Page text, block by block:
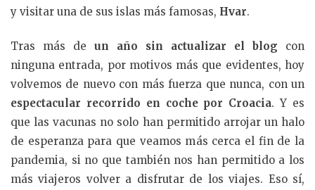
y visitar una de sus islas más famosas, Hvar.
Tras más de un año sin actualizar el blog con
ninguna entrada, por motivos más que evidentes, hoy
volvemos de nuevo con más fuerza que nunca, con un
espectacular recorrido en coche por Croacia. Y es
que las vacunas no solo han permitido arrojar un halo
de esperanza para que veamos más cerca el fin de la
pandemia, si no que también nos han permitido a los
más viajeros volver a disfrutar de los viajes. Eso sí,